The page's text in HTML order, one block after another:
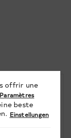
le disque de
offrir une
Paramètres
beste
Einstellungen